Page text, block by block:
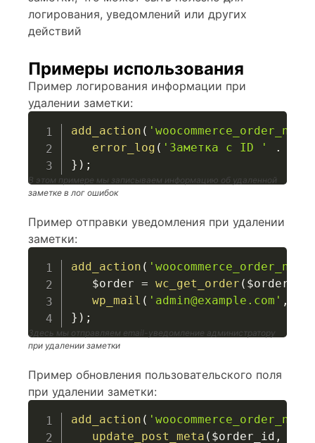
логирования, уведомлений или других
действий
Примеры использования
Пример логирования информации при
удалении заметки:
add_action (
error_log ( 'Заметка с ID ' .
} ) ;
В этом примере мы записываем информацию об удаленной
заметке в лог ошибок
Пример отправки уведомления при удалении
заметки:
add_action (
$order = wc_get_order ( $order_id
wp_mail ( 'admin@example.com' ,
} ) ;
Здесь мы отправляем email-уведомление администратору
при удалении заметки
Пример обновления пользовательского поля
при удалении заметки:
add_action (
update_post_meta ( $order_id ,